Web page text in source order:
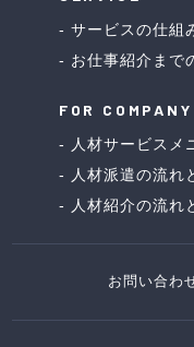
サービスの仕組
お仕事紹介まで
FOR COMPANY
人材サービスメ
人材派遣の流れ
人材紹介の流れ
お問い合わ